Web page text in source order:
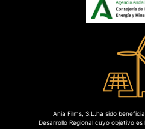
Ania Films, S.L.ha sido
Desarrollo Regional cuyo objetivo